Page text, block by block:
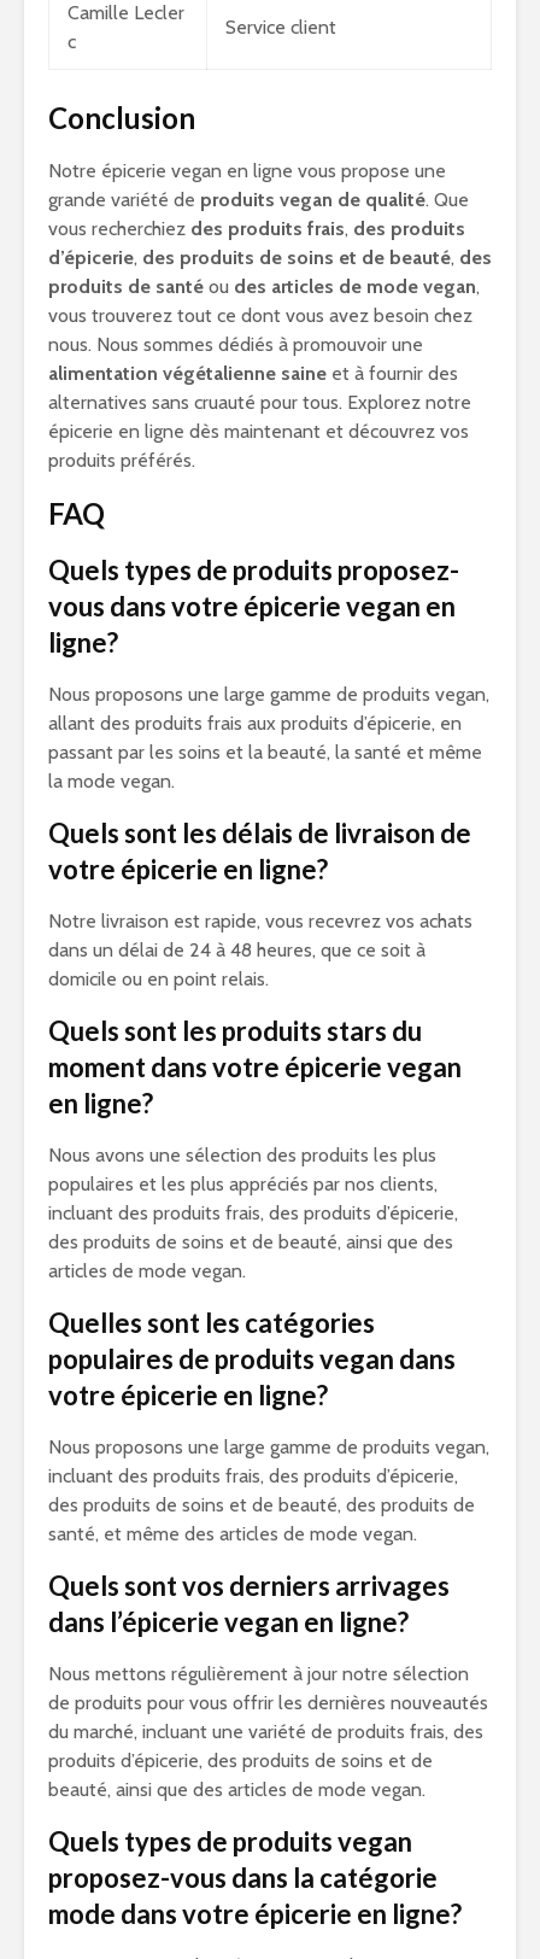
Camille Lecler
c
Service client
Conclusion
Notre épicerie vegan en ligne vous propose une
grande variété de produits vegan de qualité. Que
vous recherchiez des produits frais, des produits
d’épicerie, des produits de soins et de beauté, des
produits de santé ou des articles de mode vegan,
vous trouverez tout ce dont vous avez besoin chez
nous. Nous sommes dédiés à promouvoir une
alimentation végétalienne saine et à fournir des
alternatives sans cruauté pour tous. Explorez notre
épicerie en ligne dès maintenant et découvrez vos
produits préférés.
FAQ
Quels types de produits proposez-
vous dans votre épicerie vegan en
ligne?
Nous proposons une large gamme de produits vegan,
allant des produits frais aux produits d’épicerie, en
passant par les soins et la beauté, la santé et même
la mode vegan.
Quels sont les délais de livraison de
votre épicerie en ligne?
Notre livraison est rapide, vous recevrez vos achats
dans un délai de 24 à 48 heures, que ce soit à
domicile ou en point relais.
Quels sont les produits stars du
moment dans votre épicerie vegan
en ligne?
Nous avons une sélection des produits les plus
populaires et les plus appréciés par nos clients,
incluant des produits frais, des produits d’épicerie,
des produits de soins et de beauté, ainsi que des
articles de mode vegan.
Quelles sont les catégories
populaires de produits vegan dans
votre épicerie en ligne?
Nous proposons une large gamme de produits vegan,
incluant des produits frais, des produits d’épicerie,
des produits de soins et de beauté, des produits de
santé, et même des articles de mode vegan.
Quels sont vos derniers arrivages
dans l’épicerie vegan en ligne?
Nous mettons régulièrement à jour notre sélection
de produits pour vous offrir les dernières nouveautés
du marché, incluant une variété de produits frais, des
produits d’épicerie, des produits de soins et de
beauté, ainsi que des articles de mode vegan.
Quels types de produits vegan
proposez-vous dans la catégorie
mode dans votre épicerie en ligne?